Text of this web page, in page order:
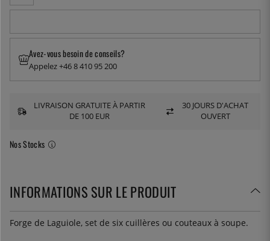
Nos Stocks
Avez-vous besoin de conseils?
Appelez +46 8 410 95 200
LIVRAISON GRATUITE À PARTIR
DE 100 EUR
30 JOURS D'ACHAT
OUVERT
INFORMATIONS SUR LE PRODUIT
Forge de Laguiole, set de six cuillères ou couteaux à soupe.